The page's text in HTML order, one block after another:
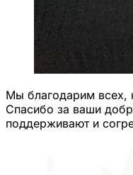
Мы благодарим всех,
Спасибо за ваши
поддерживают и